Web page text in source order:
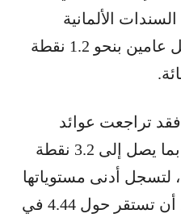
الألمانية
القصيرة الأجل (شاتز) لأجل عامين بنحو 1.2 نقطة
فقد تراجعت عوائد
سندات الخزانة الأميركية بما يصل إلى 3.2 نقطة
لتسجل أدنى مستوياتها
عند 4.422 في المائة، قبل أن تستقر حول 4.44 في